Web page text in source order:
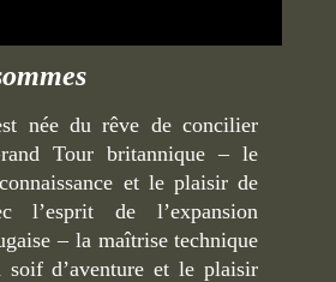
née du rêve de concilier
Tour britannique – le
et le plaisir de
l’esprit de l’expansion
– la maîtrise technique
soif d’aventure et le plaisir